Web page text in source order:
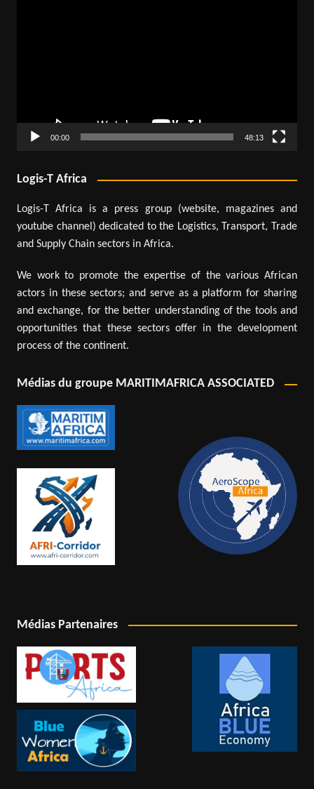
00:00 48:13
Logis-T Africa
Logis-T Africa is a press group (website, magazines and
youtube channel) dedicated to the Logistics, Transport, Trade
and Supply Chain sectors in Africa.
We work to promote the expertise of the various African
actors in these sectors; and serve as a platform for sharing
and exchange, for the better understanding of the tools and
opportunities that these sectors offer in the development
process of the continent.
Médias du groupe MARITIMAFRICA ASSOCIATED
Médias Partenaires